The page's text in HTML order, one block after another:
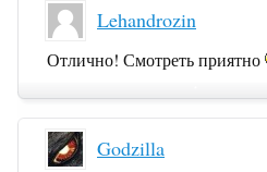
Lehandrozin
Отлично! Смотреть приятно
Godzilla